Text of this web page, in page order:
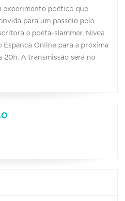
experimento poético que
para um passeio pelo
e poeta-slammer, Nívea
Espanca Online para a próxima
20h. A transmissão será no